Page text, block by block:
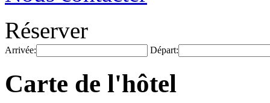
Réserver
Arrivée: Départ:
Carte de l'hôtel